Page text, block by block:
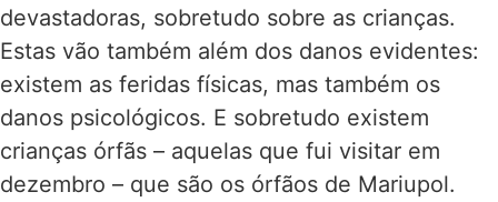
devastadoras, sobretudo sobre as crianças.
Estas vão também além dos danos evidentes:
existem as feridas físicas, mas também os
danos psicológicos. E sobretudo existem
crianças órfãs – aquelas que fui visitar em
dezembro – que são os órfãos de Mariupol.